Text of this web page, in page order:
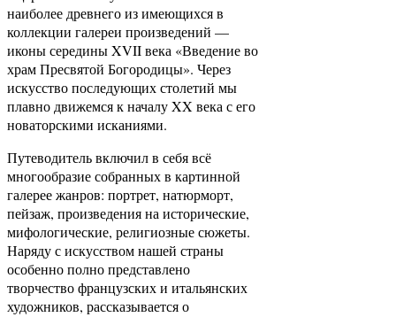
наиболее древнего из имеющихся в
коллекции галереи произведений —
иконы середины XVII века «Введение во
храм Пресвятой Богородицы». Через
искусство последующих столетий мы
плавно движемся к началу XX века с его
новаторскими исканиями.
Путеводитель включил в себя всё
многообразие собранных в картинной
галерее жанров: портрет, натюрморт,
пейзаж, произведения на исторические,
мифологические, религиозные сюжеты.
Наряду с искусством нашей страны
особенно полно представлено
творчество французских и итальянских
художников, рассказывается о